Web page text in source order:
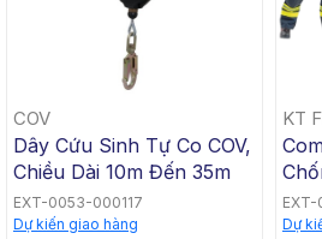
COV
Dây Cứu Sinh Tự Co COV,
Chiều Dài 10m Đến 35m
EXT-0053-000117
Dự kiến giao hàng
KT
Dự